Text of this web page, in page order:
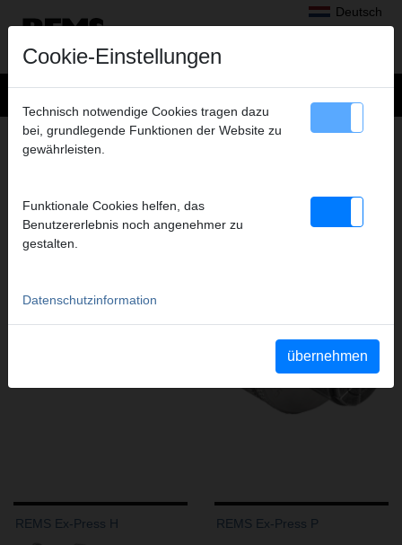
Deutsch
AUFWEITEN, AUSHALSEN
REMS Ex-Press Cu REMS Aufweitköpfe Cu
REMS Ex-Press H REMS Ex-Press P
Cookie-Einstellungen
Technisch notwendige Cookies tragen dazu
bei, grundlegende Funktionen der Website zu
gewährleisten.
Funktionale Cookies helfen, das
Benutzererlebnis noch angenehmer zu
gestalten.
Datenschutzinformation
übernehmen